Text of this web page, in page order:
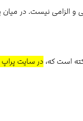
نیست. در میان
است که،